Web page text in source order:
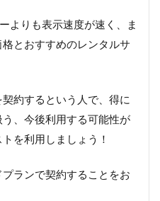
よりも表示速度が速く、ま
とおすすめのレンタルサ
約するという人で、得に
、今後利用する可能性が
を利用しましょう！
ランで契約することをお